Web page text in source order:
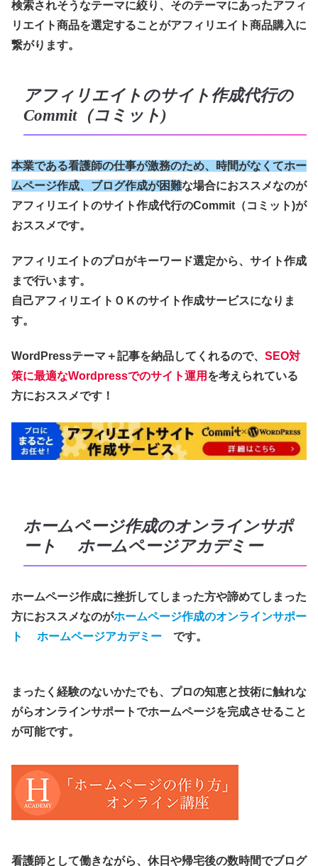
検索されそうなテーマに絞り、そのテーマにあったアフィ
リエイト商品を選定することがアフィリエイト商品購入に
繋がります。
アフィリエイトのサイト作成代行の
Commit（コミット)
本業である看護師の仕事が激務のため、時間がなくてホー
ムページ作成、ブログ作成が困難な場合におススメなのが
アフィリエイトのサイト作成代行のCommit（コミット)が
おススメです。
アフィリエイトのプロがキーワード選定から、サイト作成
まで行います。
自己アフィリエイトＯＫのサイト作成サービスになりま
す。
WordPressテーマ＋記事を納品してくれるので、 SEO対
策に最適なWordpressでのサイト運用 を考えられている
方におススメです！
ホームページ作成のオンラインサポ
ート ホームページアカデミー
ホームページ作成に挫折してしまった方や諦めてしまった
方におススメなのがホームページ作成のオンラインサポー
ト ホームページアカデミー
です。
まったく経験のないかたでも、プロの知恵と技術に触れな
がらオンラインサポートでホームページを完成させること
が可能です。
看護師として働きながら、休日や帰宅後の数時間でブログ